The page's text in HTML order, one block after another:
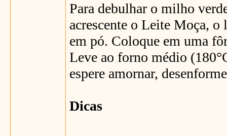
Para debulhar o milho
acrescente o Leite Moça, o
em pó. Coloque em uma
Leve ao forno médio
espere amornar,
Dicas